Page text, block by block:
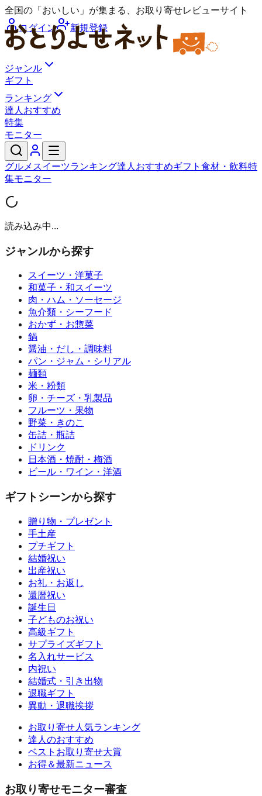
全国の「おいしい」が集まる、お取り寄せレビューサイト
ログイン
新規登録
ジャンル
ギフト
ランキング
達人おすすめ
特集
モニター
グルメ スイーツランキング達人おすすめギフト 食材・飲料特
集モニター
読み込み中...
ジャンルから探す
スイーツ・洋菓子
和菓子・和スイーツ
肉・ハム・ソーセージ
魚介類・シーフード
おかず・お惣菜
鍋
醤油・だし・調味料
パン・ジャム・シリアル
麺類
米・粉類
卵・チーズ・乳製品
フルーツ・果物
野菜・きのこ
缶詰・瓶詰
ドリンク
日本酒・焼酎・梅酒
ビール・ワイン・洋酒
ギフトシーンから探す
贈り物・プレゼント
手土産
プチギフト
結婚祝い
出産祝い
お礼・お返し
還暦祝い
誕生日
子どものお祝い
高級ギフト
サプライズギフト
名入れサービス
内祝い
結婚式・引き出物
退職ギフト
異動・退職挨拶
お取り寄せ人気ランキング
達人のおすすめ
ベストお取り寄せ大賞
お得＆最新ニュース
お取り寄せモニター審査